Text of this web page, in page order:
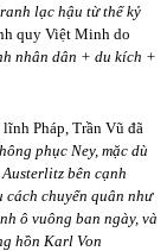
lạc hậu từ thế kỷ
quy Việt Minh do
nhân dân + du kích +
Pháp, Trần Vũ đã
phục Ney, mặc dù
bên cạnh
cách chuyển quân như
ô vuông ban ngày, và
hồn Karl Von